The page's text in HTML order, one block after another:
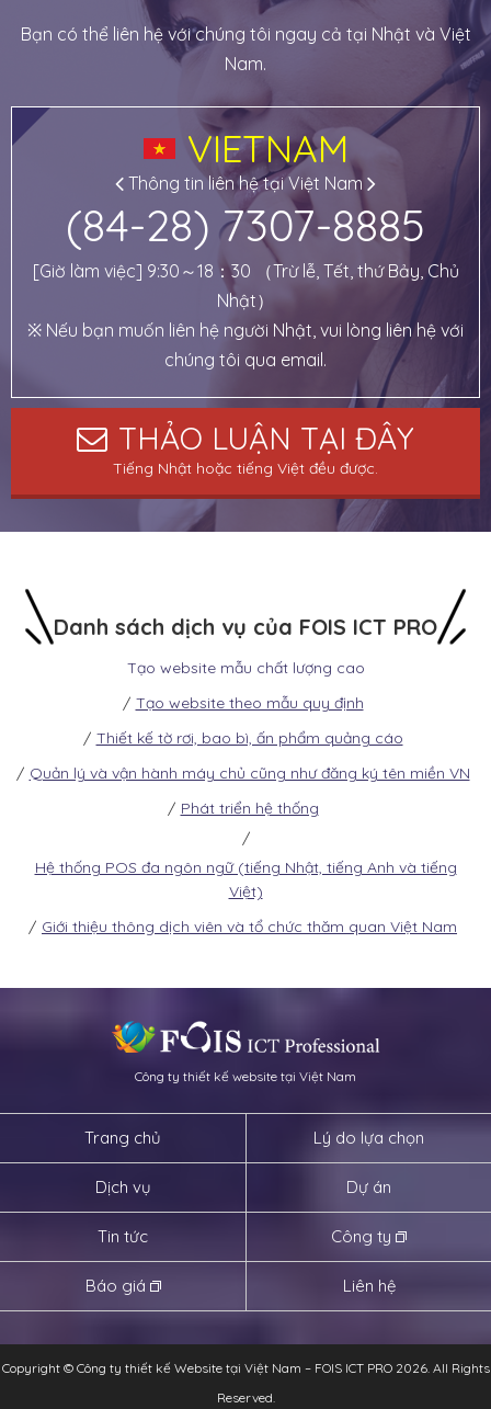
Bạn có thể liên hệ với chúng tôi ngay cả tại Nhật và Việt
Nam.
VIETNAM
Thông tin liên hệ tại Việt Nam
(84-28) 7307-8885
[Giờ làm việc] 9:30～18：30 （Trừ lễ, Tết, thứ Bảy, Chủ
Nhật）
※ Nếu bạn muốn liên hệ người Nhật, vui lòng liên hệ với
chúng tôi qua email.
THẢO LUẬN TẠI ĐÂY
Tiếng Nhật hoặc tiếng Việt đều được.
Danh sách dịch vụ của FOIS ICT PRO
Tạo website mẫu chất lượng cao
Tạo website theo mẫu quy định
Thiết kế tờ rơi, bao bì, ấn phẩm quảng cáo
Quản lý và vận hành máy chủ cũng như đăng ký tên miền VN
Phát triển hệ thống
Hệ thống POS đa ngôn ngữ (tiếng Nhật, tiếng Anh và tiếng
Việt)
Giới thiệu thông dịch viên và tổ chức thăm quan Việt Nam
Công ty thiết kế website tại Việt Nam
Trang chủ Lý do lựa chọn
Dịch vụ Dự án
Tin tức Công ty
Báo giá Liên hệ
Copyright © Công ty thiết kế Website tại Việt Nam – FOIS ICT PRO 2026. All Rights
Reserved.